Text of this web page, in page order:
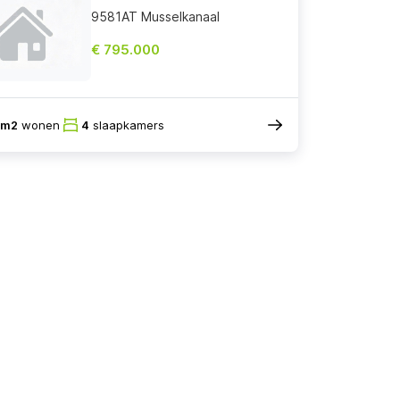
9581AT Musselkanaal
€ 795.000
wonen 4 slaapkamers